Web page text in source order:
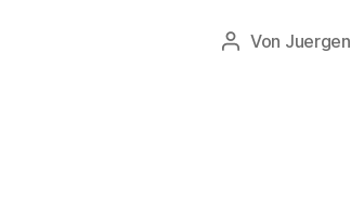
Beitragsautor
Von Juergen